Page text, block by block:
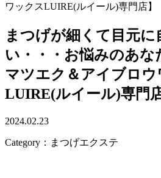
ワックスLUIRE(ルイール)専門店】
まつげが細くて目元に
い・・・お悩みのあ
マツエク＆アイブロウ
LUIRE(ルイール)専門店
2024.02.23
Category：まつげエクステ